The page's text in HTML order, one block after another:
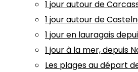
1 jour autour de
1 jour autour de
1 jour en lauragais
1 jour à la mer, depuis
Les plages au départ